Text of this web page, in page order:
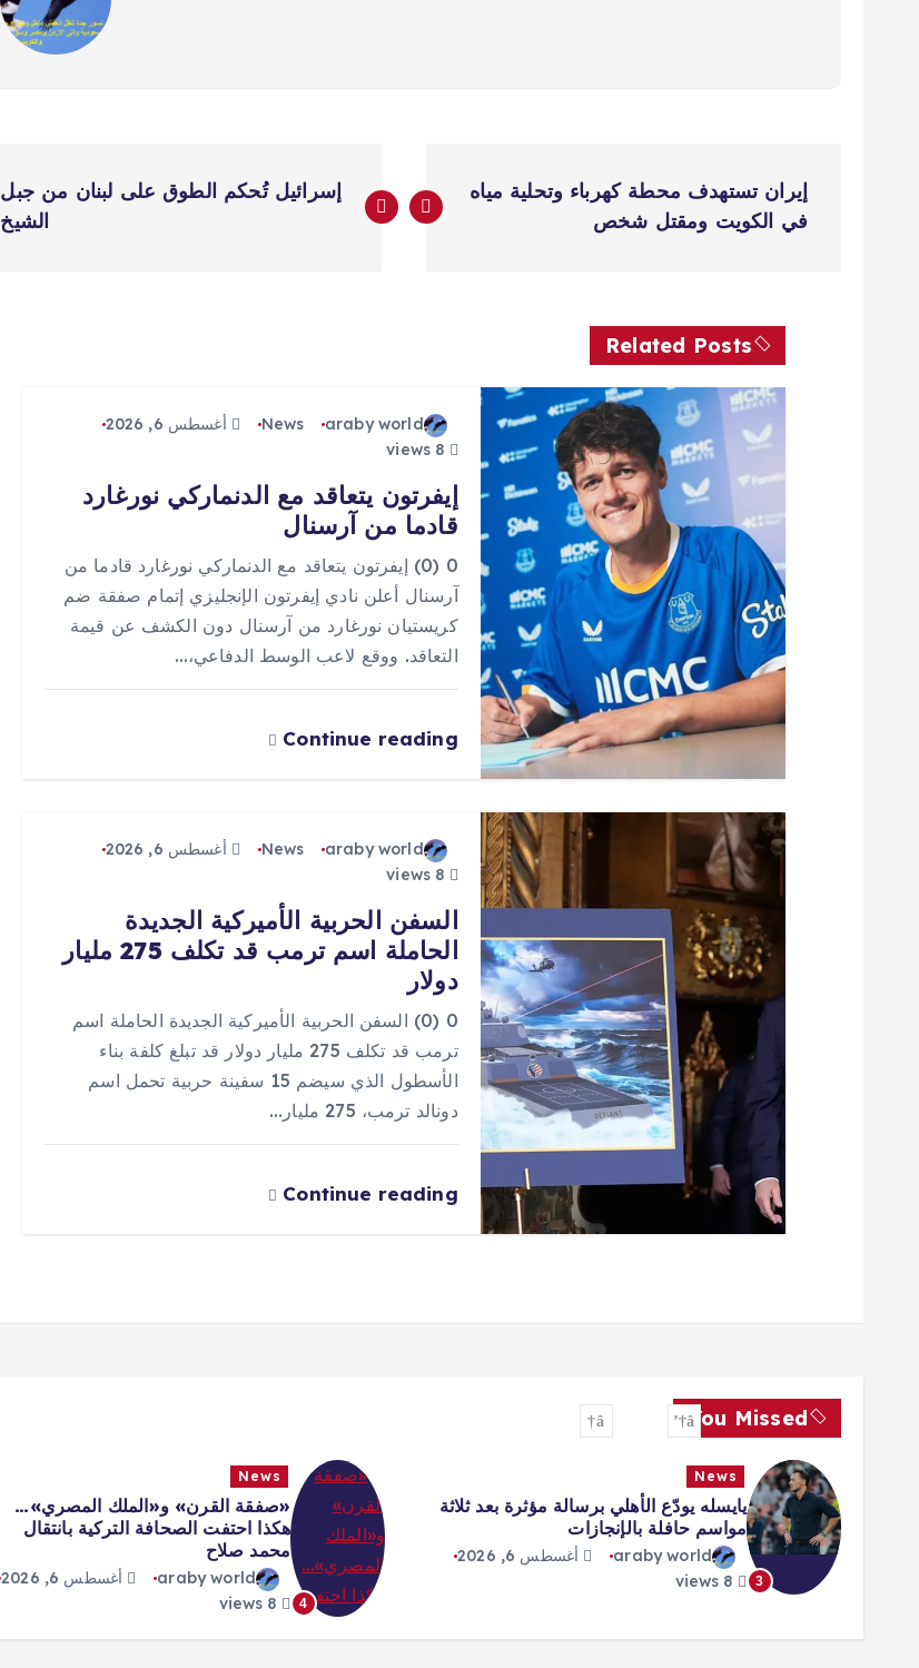
ص
إيران تستهدف محطة كهرباء وتحلية مياه
في الكويت ومقتل شخص
إسرائيل تُحكم الطوق على لبنان من جبل
الشيخ
Related Posts
araby world
News
أغسطس 6, 2026
إيفرتون يتعاقد مع الدنماركي نورغارد
قادما من آرسنال
0 (0) إيفرتون يتعاقد مع الدنماركي نورغارد قادما من
آرسنال أعلن نادي إيفرتون الإنجليزي إتمام صفقة ضم
كريستيان نورغارد من آرسنال دون الكشف عن قيمة
التعاقد. ووقع لاعب الوسط الدفاعي،…
Continue reading
araby world
News
أغسطس 6, 2026
السفن الحربية الأميركية الجديدة
الحاملة اسم ترمب قد تكلف 275 مليار
دولار
0 (0) السفن الحربية الأميركية الجديدة الحاملة اسم
ترمب قد تكلف 275 مليار دولار قد تبلغ كلفة بناء
الأسطول الذي سيضم 15 سفينة حربية تحمل اسم
دونالد ترمب، 275 مليار…
Continue reading
You Missed
3
News
يايسله يودّع الأهلي برسالة مؤثرة بعد ثلاثة
مواسم حافلة بالإنجازات
araby world
أغسطس 6, 2026
4
News
«صفقة القرن» و«الملك المصري»…
هكذا احتفت الصحافة التركية بانتقال
محمد صلاح
araby world
أغسطس 6, 2026